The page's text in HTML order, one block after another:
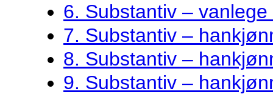
6. Substantiv –
7. Substantiv –
8. Substantiv –
9. Substantiv –